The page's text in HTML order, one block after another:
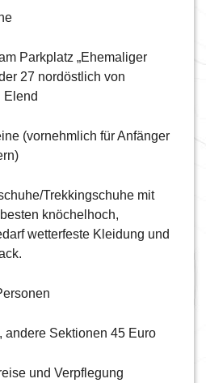
Parkplatz „Ehemaliger
27 nordöstlich von
Elend
(vornehmlich für Anfänger
Trekkingschuhe mit
knöchelhoch,
wetterfeste Kleidung und
andere Sektionen 45 Euro
und Verpflegung